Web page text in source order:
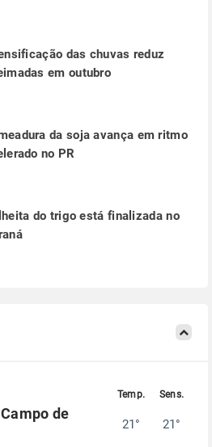
das chuvas reduz
em outubro
da soja avança em ritmo
no PR
do trigo está finalizada no
de
21° 21°